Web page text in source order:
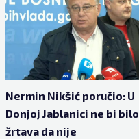
Nermin Nikšić poručio: U
Donjoj Jablanici ne bi bilo
žrtava da nije